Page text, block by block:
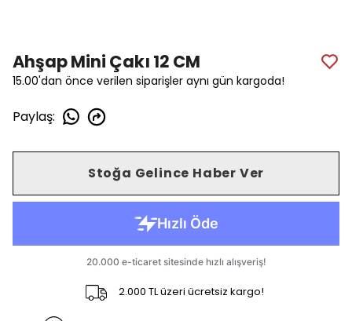
Ahşap Mini Çakı 12 CM
15.00'dan önce verilen siparişler aynı gün kargoda!
Paylaş:
Stoğa Gelince Haber Ver
2.000 TL üzeri ücretsiz kargo!